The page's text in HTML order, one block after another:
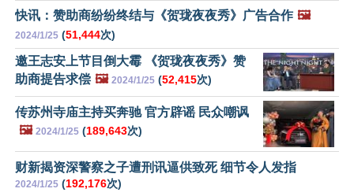
快讯：赞助商纷纷终结与《贺珑夜夜秀》广告合作 🖼️
2024/1/25 (51,444次)
邀王志安上节目倒大霉 《贺珑夜夜秀》赞
助商提告求偿 🖼️ 2024/1/25 (52,415次)
传苏州寺庙主持买奔驰 官方辟谣 民众嘲讽
🖼️ 2024/1/25 (189,643次)
财新揭资深警察之子遭刑讯逼供致死 细节令人发指
2024/1/25 (192,176次)